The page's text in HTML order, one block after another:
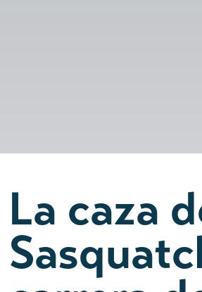
La caza